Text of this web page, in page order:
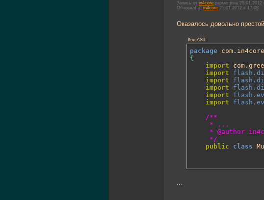
Запись от in4core размещена 25.01.2012
Обновил(-а) in4core 25.01.2012 в 17:08
Оказалось довольно
Код AS3:
package
{
import
import
import
import
import
import
/**
	 */
public
class
...